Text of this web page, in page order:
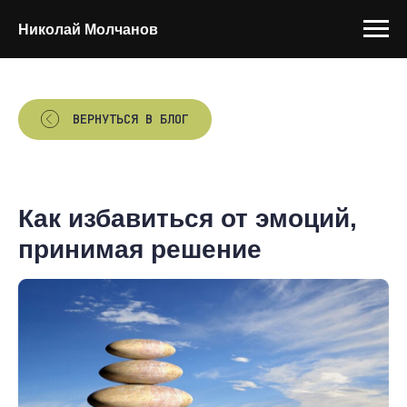
Николай Молчанов
ВЕРНУТЬСЯ В БЛОГ
Как избавиться от эмоций,
принимая решение